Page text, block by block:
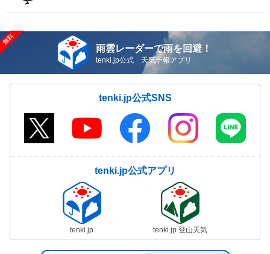
雨雲レーダーで雨を回避！
tenki.jp公式 天気予報アプリ
tenki.jp公式SNS
tenki.jp公式アプリ
tenki.jp tenki.jp 登山天気